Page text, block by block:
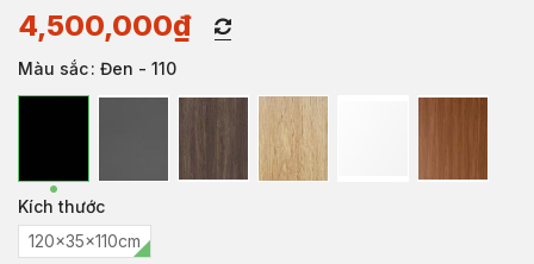
4,500,000₫
Màu sắc: Đen - 110
Kích thước
120x35x110cm